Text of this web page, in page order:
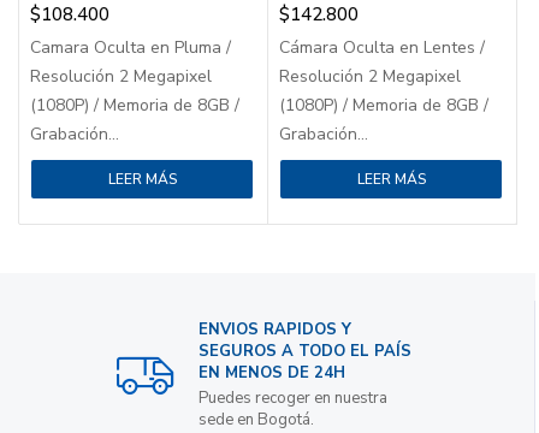
$108.400
Camara Oculta en Pluma /
Resolución 2 Megapixel
(1080P) / Memoria de 8GB /
Grabación...
LEER MÁS
$142.800
Cámara Oculta en Lentes /
Resolución 2 Megapixel
(1080P) / Memoria de 8GB /
Grabación...
LEER MÁS
ENVIOS RAPIDOS Y
SEGUROS A TODO EL PAÍS
EN MENOS DE 24H
Puedes recoger en nuestra
sede en Bogotá.